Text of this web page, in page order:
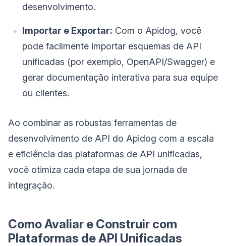
desenvolvimento.
Importar e Exportar: Com o Apidog, você
pode facilmente importar esquemas de API
unificadas (por exemplo, OpenAPI/Swagger) e
gerar documentação interativa para sua equipe
ou clientes.
Ao combinar as robustas ferramentas de
desenvolvimento de API do Apidog com a escala
e eficiência das plataformas de API unificadas,
você otimiza cada etapa de sua jornada de
integração.
Como Avaliar e Construir com
Plataformas de API Unificadas